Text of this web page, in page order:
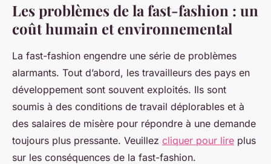
Les problèmes de la fast-fashion : un
coût humain et environnemental
La fast-fashion engendre une série de problèmes
alarmants. Tout d’abord, les travailleurs des pays en
développement sont souvent exploités. Ils sont
soumis à des conditions de travail déplorables et à
des salaires de misère pour répondre à une demande
toujours plus pressante. Veuillez cliquer pour lire plus
sur les conséquences de la fast-fashion.